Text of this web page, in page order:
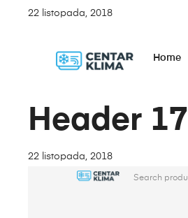
22 listopada, 2018
Home
Header 17
22 listopada, 2018